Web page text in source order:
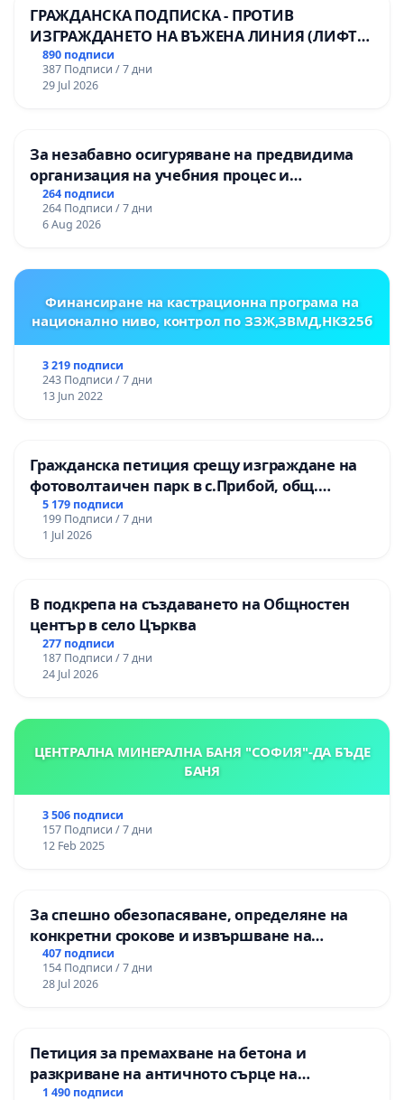
ГРАЖДАНСКА ПОДПИСКА - ПРОТИВ
ИЗГРАЖДАНЕТО НА ВЪЖЕНА ЛИНИЯ (ЛИФТ)
НА ТЕРИТОРИЯТА НА ПРИРОДНА
ЗАБЕЛЕЖИТЕЛНОСТ „ХЪЛМ НА
ОСВОБОДИТЕЛИТЕ“ (БУНАРДЖИК)
890 подписи
387 Подписи / 7 дни
29 Jul 2026
За незабавно осигуряване на предвидима
организация на учебния процес и
гарантиране на правото на равнопоставено
и качествено образование на учениците от
ОУ „Княз Александър I“ и Хуманитарна
264 подписи
264 Подписи / 7 дни
6 Aug 2026
Финансиране на кастрационна програма на
национално ниво, контрол по ЗЗЖ,ЗВМД,НК325б
3 219 подписи
243 Подписи / 7 дни
13 Jun 2022
Гражданска петиция срещу изграждане на
фотоволтаичен парк в с.Прибой, общ.
Радомир
5 179 подписи
199 Подписи / 7 дни
1 Jul 2026
В подкрепа на създаването на Общностен
център в село Църква
277 подписи
187 Подписи / 7 дни
24 Jul 2026
ЦЕНТРАЛНА МИНЕРАЛНА БАНЯ "СОФИЯ"-ДА БЪДЕ
БАНЯ
3 506 подписи
157 Подписи / 7 дни
12 Feb 2025
За спешно обезопасяване, определяне на
конкретни срокове и извършване на
цялостна рехабилитация на
републиканския път между пътен възел АМ
„Тракия“ - гр. Ихтиман - с. Мирово - к.к.
407 подписи
154 Подписи / 7 дни
28 Jul 2026
Петиция за премахване на бетона и
разкриване на античното сърце на
Могиланската могила във Враца
1 490 подписи